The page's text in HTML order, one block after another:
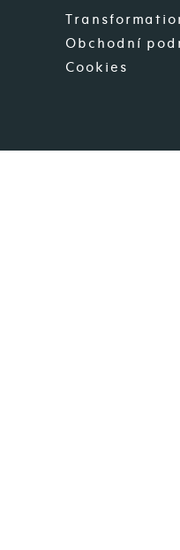
Obchodní
Cookies